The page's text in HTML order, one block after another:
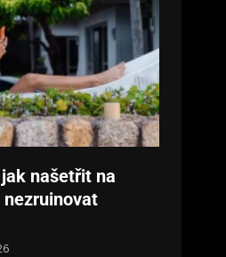
našetřit na